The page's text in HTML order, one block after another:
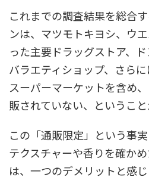
これまでの調査結果を総合
ンは、マツモトキヨシ、ウ
った主要ドラッグストア、
バラエティショップ、さら
スーパーマーケットを含め
販されていない、というこ
この「通販限定」という事
テクスチャーや香りを確か
は、一つのデメリットと感